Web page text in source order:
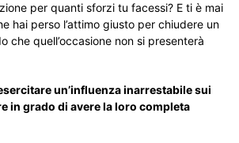
per quanti sforzi tu facessi? E ti è mai
hai perso l’attimo giusto per chiudere un
che quell’occasione non si presenterà
un’influenza inarrestabile sui
in grado di avere la loro completa